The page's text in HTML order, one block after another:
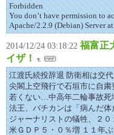
Forbidden
You don’t have permission to
Apache/2.2.9 (Debian) Server
2014/12/24 03:18:22 福富正
イザ！
江渡氏続投辞退 防衛相は交代
尖閣上空飛行で石垣市に自粛
若くない…中高年二輪事故死
法王、バチカンは「病んだ体
ジャーナリストの犠牲、２０
米ＧＤＰ５・０％増 １１年